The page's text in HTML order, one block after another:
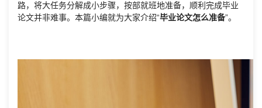
路，将大任务分解成小步骤，按部就班地准备，顺利完成毕业
论文并非难事。本篇小编就为大家介绍“毕业论文怎么准备”。